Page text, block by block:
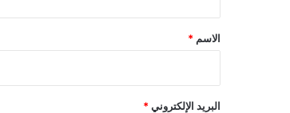
*
الاسم *
البريد الإلكتروني *